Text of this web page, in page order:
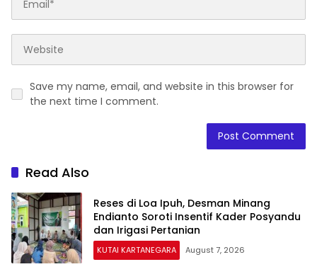
Save my name, email, and website in this browser for
the next time I comment.
Read Also
Reses di Loa Ipuh, Desman Minang
Endianto Soroti Insentif Kader Posyandu
dan Irigasi Pertanian
KUTAI KARTANEGARA August 7, 2026